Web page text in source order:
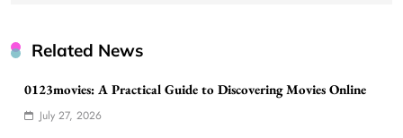
Related News
0123movies: A Practical Guide to Discovering Movies Online
July 27, 2026